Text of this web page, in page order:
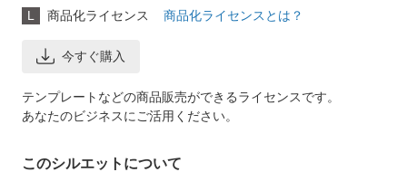
L 商品化ライセンス 商品化ライセンスとは？
今すぐ購入
テンプレートなどの商品販売ができるライセンスです。
あなたのビジネスにご活用ください。
このシルエットについて